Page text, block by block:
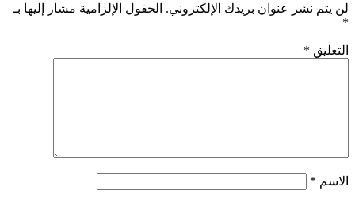
لن يتم نشر عنوان بريدك الإلكتروني. الحقول الإلزامية مشار إليها بـ
*
التعليق *
الاسم *